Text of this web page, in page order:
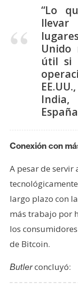
“Lo
llevar
Unido
útil si
Conexión con
A pesar de
largo plazo con
más trabajo por
los
de Bitcoin.
Butlerconcluyó: